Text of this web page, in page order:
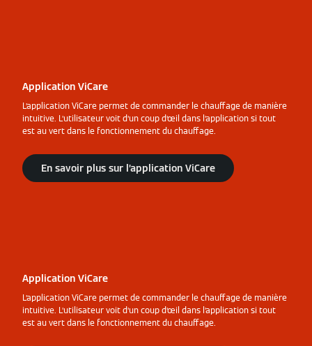
Application ViCare
L’application ViCare permet de commander le chauffage de manière
intuitive. L’utilisateur voit d’un coup d’œil dans l’application si tout
est au vert dans le fonctionnement du chauffage.
En savoir plus sur l’application ViCare
Application ViCare
L’application ViCare permet de commander le chauffage de manière
intuitive. L’utilisateur voit d’un coup d’œil dans l’application si tout
est au vert dans le fonctionnement du chauffage.